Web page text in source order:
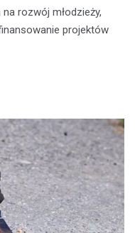
rozwój młodzieży,
projektów